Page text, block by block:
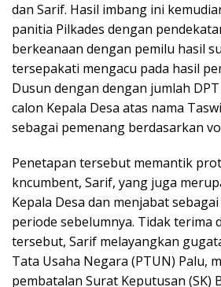
dan Sarif. Hasil imbang ini
panitia Pilkades dengan
berkeanaan dengan pemilu hasil
tersepakati mengacu pada hasil
Dusun dengan dengan jumlah
calon Kepala Desa atas nama
sebagai pemenang berdasarkan
Penetapan tersebut memantik
kncumbent, Sarif, yang juga
Kepala Desa dan menjabat
periode sebelumnya. Tidak terima
tersebut, Sarif melayangkan
Tata Usaha Negara (PTUN) Palu,
pembatalan Surat Keputusan (SK)